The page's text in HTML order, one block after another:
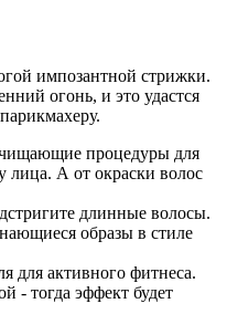
импозантной стрижки.
огонь, и это удастся
процедуры для
лица. А от окраски волос
длинные волосы.
образы в стиле
для активного фитнеса.
- тогда эффект будет